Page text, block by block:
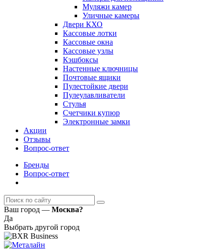
Муляжи камер
Уличные камеры
Двери КХО
Кассовые лотки
Кассовые окна
Кассовые узлы
Кэшбоксы
Настенные ключницы
Почтовые ящики
Пулестойкие двери
Пулеулавливатели
Стулья
Счетчики купюр
Электронные замки
Акции
Отзывы
Вопрос-ответ
Бренды
Вопрос-ответ
Ваш город — Москва?
Да
Выбрать другой город